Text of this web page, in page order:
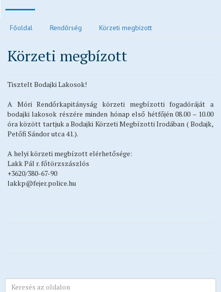
Polgármesteri köszöntő
Közvilágítás hibabejelentés
Településrendezési eszközök
Településkép
Ivóvízzel kapcsolatos tájékoztatók
Főépítész ügyfélfogadási rendje
Egyházak
Idősek otthona
Oktatás, nevelés
Tervek, koncepciók, stratégiák, programok
Főoldal Rendőrség Körzeti megbízott
Körzeti megbízott
Tisztelt Bodajki Lakosok!
A Móri Rendőrkapitányság körzeti megbízotti fogadóráját a
bodajki lakosok részére minden hónap első hétfőjén 08.00 – 10.00
óra között tartjuk a Bodajki Körzeti Megbízotti Irodában ( Bodajk,
Petőfi Sándor utca 41.).
A helyi körzeti megbízott elérhetősége:
Lakk Pál r. főtörzszászlós
+3620/380-67-90
lakkp@fejer.police.hu